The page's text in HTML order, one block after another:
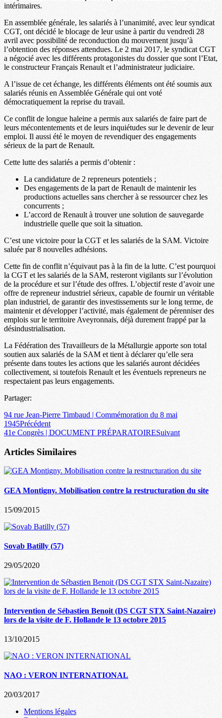
intérimaires.
En assemblée générale, les salariés à l’unanimité, avec leur syndicat
CGT, ont décidé le blocage de leur usine à partir du vendredi 28
avril avec possibilité de reconduction du mouvement jusqu’à
l’obtention des réponses attendues. Le 2 mai 2017, le syndicat CGT
a négocié avec les différents protagonistes du dossier que sont l’Etat,
le constructeur Français Renault et l’administrateur judiciaire.
A l’issue de cet échange, les différents éléments ont été soumis aux
salariés réunis en Assemblée Générale qui ont voté
démocratiquement la reprise du travail.
Ce conflit de longue haleine a permis aux salariés de faire part de
leurs mécontentements et de leurs inquiétudes sur le devenir de leur
emploi. Il aussi été le moyen de revendiquer des engagements
sérieux de la part de Renault.
Cette lutte des salariés a permis d’obtenir :
La candidature de 2 repreneurs potentiels ;
Des engagements de la part de Renault de maintenir les
productions actuelles sans chercher à se ressourcer chez les
concurrents ;
L’accord de Renault à trouver une solution de sauvegarde
industrielle quelle que soit la situation.
C’est une victoire pour la CGT et les salariés de la SAM. Victoire
saluée par 8 nouvelles adhésions.
Cette fin de conflit n’équivaut pas à la fin de la lutte. C’est pourquoi
la CGT et les salariés de la SAM, resteront vigilants sur l’évolution
de la procédure et sur l’étude des offres. L’objectif reste d’avoir une
offre de repreneur industriel sérieux, capable de fournir un véritable
plan industriel, de garantir des investissements sur le long terme, de
maintenir et développer l’activité, mais également de pérenniser des
emplois sur le territoire Aveyronnais, déjà durement frappé par la
désindustrialisation.
La Fédération des Travailleurs de la Métallurgie apporte son total
soutien aux salariés de la SAM et tient à déclarer qu’elle sera
présente dans toutes les actions que les salariés auront décidées
collectivement, si toutefois Renault et les éventuels repreneurs ne
respectaient pas leurs engagements.
Partager:
94 rue Jean-Pierre Timbaud | Commémoration du 8 mai
1945Précédent
41e Congrès | DOCUMENT PRÉPARATOIRESuivant
Articles Similaires
GEA Montigny. Mobilisation contre la restructuration du site
15/09/2015
Sovab Batilly (57)
29/05/2020
Intervention de Sébastien Benoit (DS CGT STX Saint-Nazaire)
lors de la visite de F. Hollande le 13 octobre 2015
13/10/2015
NAO : VERON INTERNATIONAL
20/03/2017
Mentions légales